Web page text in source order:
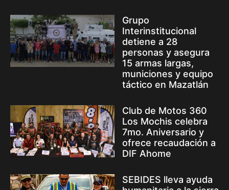
Grupo
Interinstitucional
detiene a 28
personas y asegura
15 armas largas,
municiones y equipo
táctico en Mazatlán
Club de Motos 360
Los Mochis celebra
7mo. Aniversario y
ofrece recaudación a
DIF Ahome
SEBIDES lleva ayuda